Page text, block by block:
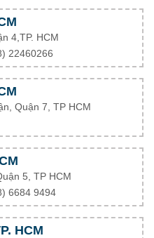
4,TP. HCM
22460266
Quận 7, TP HCM
5, TP HCM
6684 9494
HCM